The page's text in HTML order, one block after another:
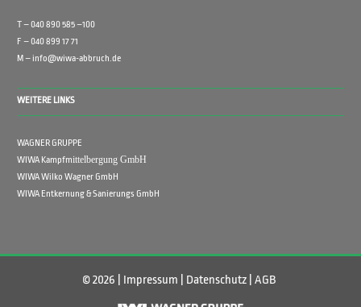
T – 040 890 585 –100
F – 040 899 17 71
M – info@wiwa-abbruch.de
WEITERE LINKS
WAGNER GRUPPE
WIWA Kampfmittelbergung GmbH
WIWA Wilko Wagner GmbH
WIWA Entkernung & Sanierungs GmbH
© 2026 | Impressum Datenschutz AGB